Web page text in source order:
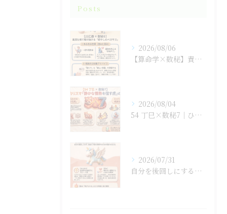
Posts
2026/08/06
【算命学×数秘】責任感に潰されそうな「孤高の王」のあなたへ
2026/08/04
54 丁巳×数秘7｜ひとりで抱え込まない生き方
2026/07/31
自分を後回しにするのをやめると人生が変わる！